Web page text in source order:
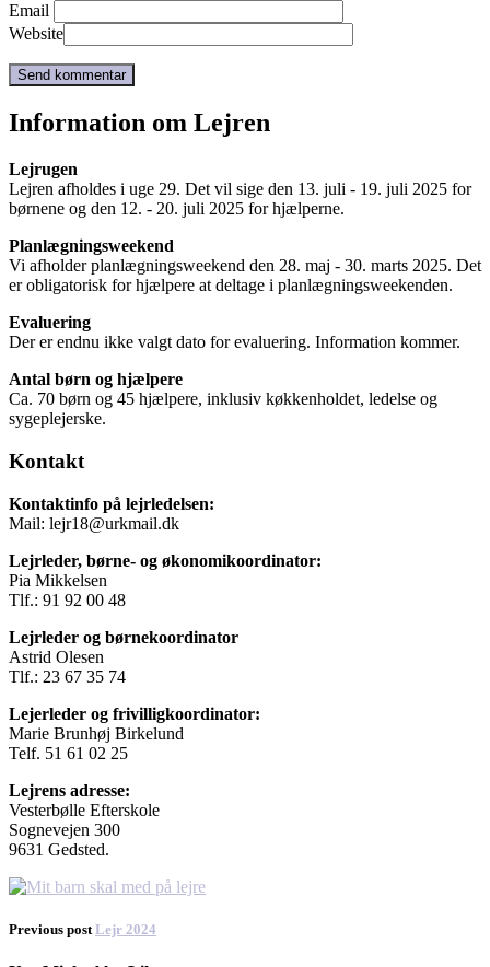
Email
Website
Information om Lejren
Lejrugen
Lejren afholdes i uge 29. Det vil sige den 13. juli - 19. juli 2025 for
børnene og den 12. - 20. juli 2025 for hjælperne.
Planlægningsweekend
Vi afholder planlægningsweekend den 28. maj - 30. marts 2025. Det
er obligatorisk for hjælpere at deltage i planlægningsweekenden.
Evaluering
Der er endnu ikke valgt dato for evaluering. Information kommer.
Antal børn og hjælpere
Ca. 70 børn og 45 hjælpere, inklusiv køkkenholdet, ledelse og
sygeplejerske.
Kontakt
Kontaktinfo på lejrledelsen:
Mail: lejr18@urkmail.dk
Lejrleder, børne- og økonomikoordinator:
Pia Mikkelsen
Tlf.: 91 92 00 48
Lejrleder og børnekoordinator
Astrid Olesen
Tlf.: 23 67 35 74
Lejerleder og frivilligkoordinator:
Marie Brunhøj Birkelund
Telf. 51 61 02 25
Lejrens adresse:
Vesterbølle Efterskole
Sognevejen 300
9631 Gedsted.
Previous post Lejr 2024